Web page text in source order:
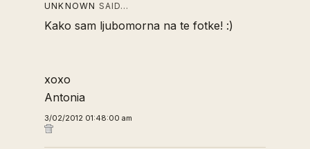
UNKNOWN SAID…
Kako sam ljubomorna na te fotke! :)
xoxo
Antonia
3/02/2012 01:48:00 am